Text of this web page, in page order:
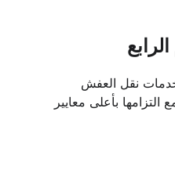
نقل العفش
بأعلى معايير